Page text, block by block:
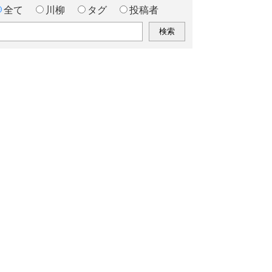
全て 川柳 タグ 投稿者